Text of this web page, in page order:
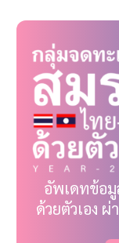
อัพเดทข้อมู
ด้วยตัวเอง